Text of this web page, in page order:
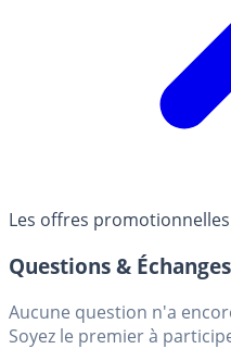
Les offres
Questions & Échanges
Aucune question n'a
Soyez le premier à